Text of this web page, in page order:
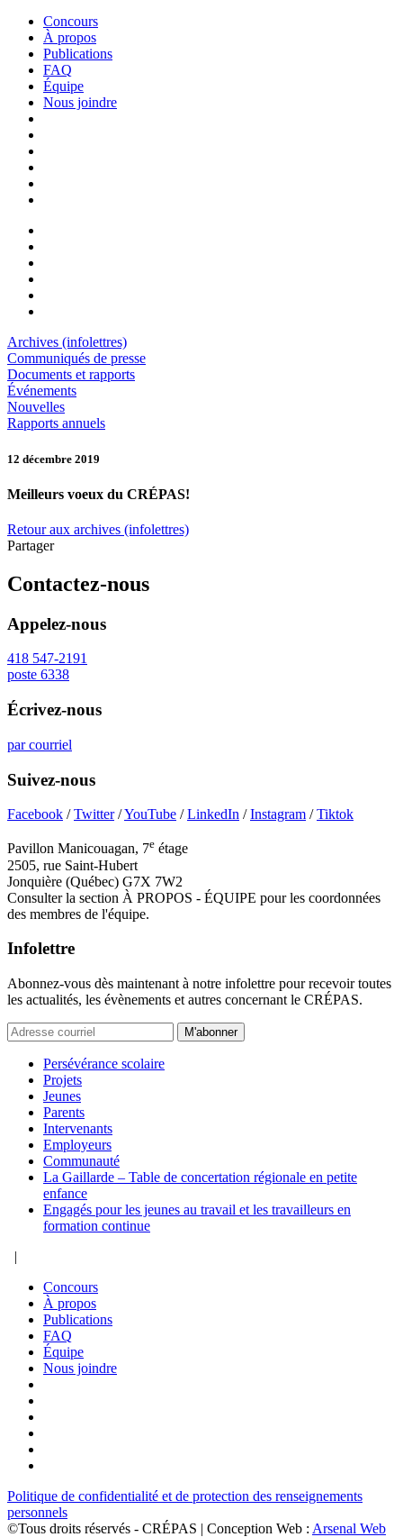
Concours
À propos
Publications
FAQ
Équipe
Nous joindre
Archives (infolettres)
Communiqués de presse
Documents et rapports
Événements
Nouvelles
Rapports annuels
12 décembre 2019
Meilleurs voeux du CRÉPAS!
Retour aux archives (infolettres)
Partager
Contactez-nous
Appelez-nous
418 547-2191
poste 6338
Écrivez-nous
par courriel
Suivez-nous
Facebook /Twitter/YouTube /LinkedIn /Instagram /Tiktok
Pavillon Manicouagan, 7e étage
2505, rue Saint-Hubert
Jonquière (Québec) G7X 7W2
Consulter la section À PROPOS - ÉQUIPE pour les coordonnées
des membres de l'équipe.
Infolettre
Abonnez-vous dès maintenant à notre infolettre pour recevoir toutes
les actualités, les évènements et autres concernant le CRÉPAS.
M'abonner
Persévérance scolaire
Projets
Jeunes
Parents
Intervenants
Employeurs
Communauté
La Gaillarde – Table de concertation régionale en petite
enfance
Engagés pour les jeunes au travail et les travailleurs en
formation continue
|
Concours
À propos
Publications
FAQ
Équipe
Nous joindre
Politique de confidentialité et de protection des renseignements
personnels
©Tous droits réservés - CRÉPAS | Conception Web : Arsenal Web